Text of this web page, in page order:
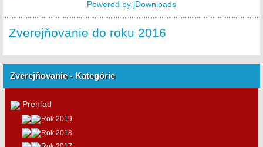
Powered by jDownloads
Zverejňovanie do roku 2016
Zverejňovanie - Kategórie
Prehľad
Rok 2019
Rok 2018